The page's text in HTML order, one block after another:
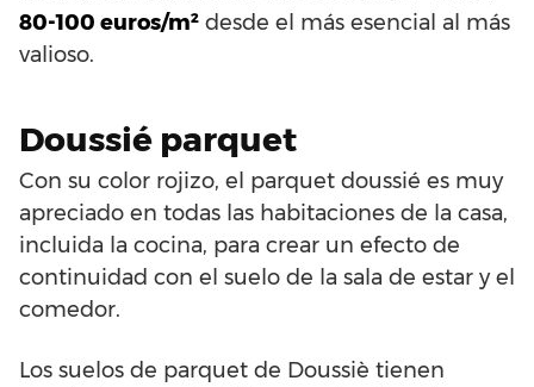
80-100 euros/m² desde el más esencial al más
valioso.
Doussié parquet
Con su color rojizo, el parquet doussié es muy
apreciado en todas las habitaciones de la casa,
incluida la cocina, para crear un efecto de
continuidad con el suelo de la sala de estar y el
comedor.
Los suelos de parquet de Doussiè tienen